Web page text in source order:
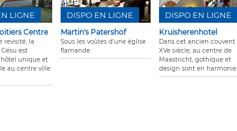
Centre
revisité, la
est
unique et
au centre ville
LIGNE
Martin's Patershof
Sous les voûtes d'une église
flamande.
DISPO EN LIGNE
Kruisherenhotel
Dans cet ancien couvent
XVe siècle, au centre de
Maastricht, gothique et
design sont en harmonie.
DISPO EN LIGNE